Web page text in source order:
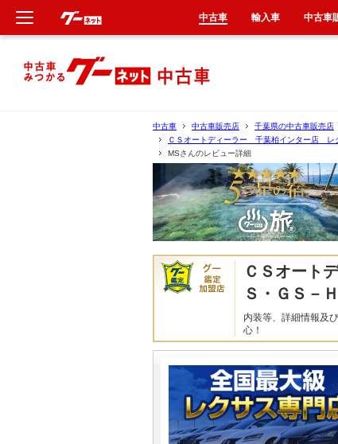
中古車 中古車販売店 千葉県の中古車販売店
ＣＳオートディーラー 千葉柏インター店
MSさんのレビュー詳細
ＣＳオート
Ｓ・ＧＳ－
内装等、詳細情報及
心！
中古車 輸入車 中古車
新車